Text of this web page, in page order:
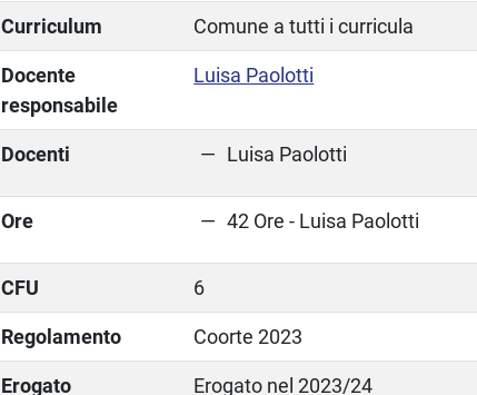
Curriculum Comune a tutti i curricula
Docente
responsabile
Luisa Paolotti
Docenti Luisa Paolotti
Ore 42 Ore - Luisa Paolotti
CFU 6
Regolamento Coorte 2023
Erogato Erogato nel 2023/24